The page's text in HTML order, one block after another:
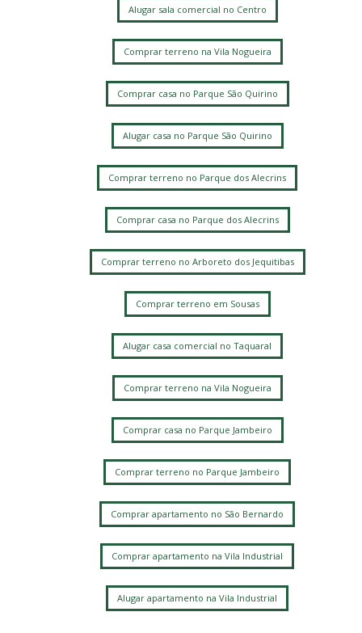
Alugar sala comercial no Centro
Comprar terreno na Vila Nogueira
Comprar casa no Parque São Quirino
Alugar casa no Parque São Quirino
Comprar terreno no Parque dos Alecrins
Comprar casa no Parque dos Alecrins
Comprar terreno no Arboreto dos Jequitibas
Comprar terreno em Sousas
Alugar casa comercial no Taquaral
Comprar terreno na Vila Nogueira
Comprar casa no Parque Jambeiro
Comprar terreno no Parque Jambeiro
Comprar apartamento no São Bernardo
Comprar apartamento na Vila Industrial
Alugar apartamento na Vila Industrial